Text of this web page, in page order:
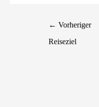
← Vorheriger
Reiseziel